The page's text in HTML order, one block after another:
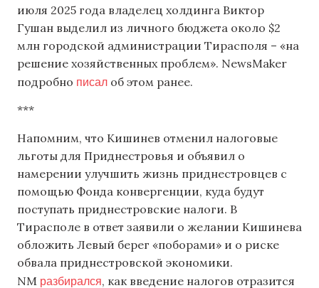
июля 2025 года владелец холдинга Виктор
Гушан выделил из личного бюджета около $2
млн городской администрации Тирасполя – «на
решение хозяйственных проблем». NewsMaker
подробно писал об этом ранее.
***
Напомним, что Кишинев отменил налоговые
льготы для Приднестровья и объявил о
намерении улучшить жизнь приднестровцев с
помощью Фонда конвергенции, куда будут
поступать приднестровские налоги. В
Тирасполе в ответ заявили о желании Кишинева
обложить Левый берег «поборами» и о риске
обвала приднестровской экономики.
NM разбирался, как введение налогов отразится